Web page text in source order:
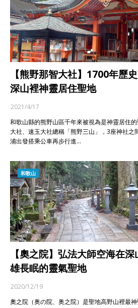
【熊野那智大社】1700年歷
深山裡神靈居住聖地
2021/4/17
和歌山縣的熊野山區千年來被視為是神靈居住
大社、速玉大社總稱「熊野三山」，3座神社之
浦出發搭乘公車再步行進…
和歌山
【奧之院】弘法大師空海在
雄長眠的靈氣聖地
2020/12/19
奧之院（奥の院、奥之院）是聖地高野山裡最